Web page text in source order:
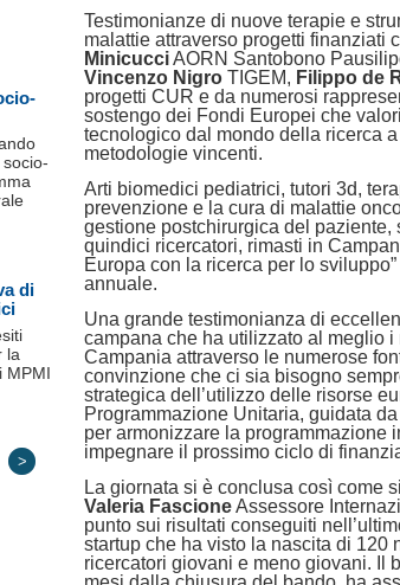
Testimonianze di nuove terapie e
malattie attraverso progetti finanziati
MinicucciAORN Santobono
Vincenzo Nigro TIGEM, Filippo de
progetti CUR e da numerosi
sostengo dei Fondi Europei che
tecnologico dal mondo della ricerca
metodologie vincenti.
Arti biomedici pediatrici, tutori 3d,
prevenzione e la cura di malattie
gestione postchirurgica del
quindici ricercatori, rimasti in
Europa con la ricerca per lo
annuale.
Una grande testimonianza di
campana che ha utilizzato al meglio
Campania attraverso le numerose
convinzione che ci sia bisogno
strategica dell’utilizzo delle risorse
Programmazione Unitaria, guidata da
per armonizzare la programmazione
impegnare il prossimo ciclo di
La giornata si è conclusa così come
Valeria FascioneAssessore
punto sui risultati conseguiti
startup che ha visto la nascita di
ricercatori giovani e meno giovani. Il
di
la
MPMI
>